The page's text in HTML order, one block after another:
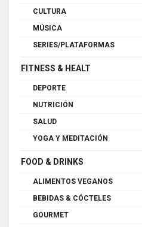
CULTURA
MÚSICA
SERIES/PLATAFORMAS
FITNESS & HEALT
DEPORTE
NUTRICIÓN
SALUD
YOGA Y MEDITACIÓN
FOOD & DRINKS
ALIMENTOS VEGANOS
BEBIDAS & CÓCTELES
GOURMET